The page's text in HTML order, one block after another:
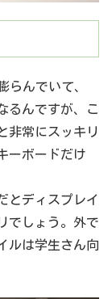
んでいて、
るんですが、こ
非常にスッキリ
ーボードだけ
とディスプレイ
でしょう。外で
ルは学生さん向